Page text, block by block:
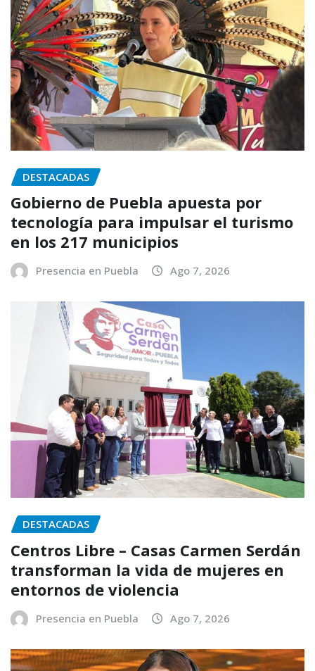
DESTACADAS
Gobierno de Puebla apuesta por
tecnología para impulsar el turismo
en los 217 municipios
Presencia en Puebla Ago 7, 2026
DESTACADAS
Centros Libre – Casas Carmen Serdán
transforman la vida de mujeres en
entornos de violencia
Presencia en Puebla Ago 7, 2026